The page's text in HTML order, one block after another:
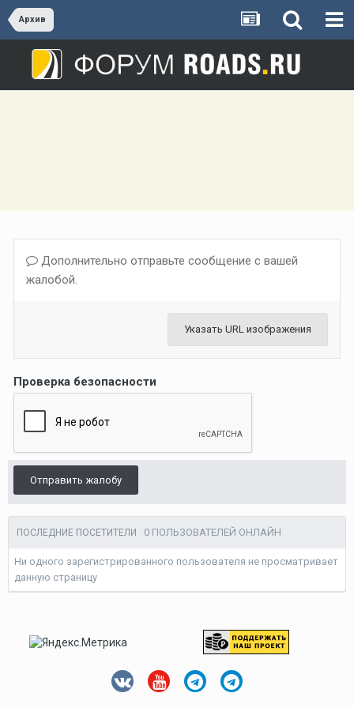
Архив
Дополнительно отправьте сообщение с вашей
жалобой.
Указать URL изображения
Проверка безопасности
Отправить жалобу
ПОСЛЕДНИЕ ПОСЕТИТЕЛИ 0 ПОЛЬЗОВАТЕЛЕЙ ОНЛАЙН
Ни одного зарегистрированного пользователя не просматривает
данную страницу